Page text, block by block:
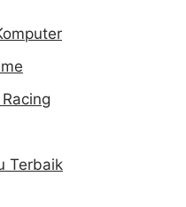
Terbaik